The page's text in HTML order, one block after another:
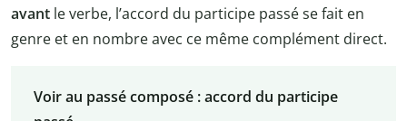
avant le verbe, l’accord du participe passé se fait en
genre et en nombre avec ce même complément direct.
Voir au passé composé : accord du participe